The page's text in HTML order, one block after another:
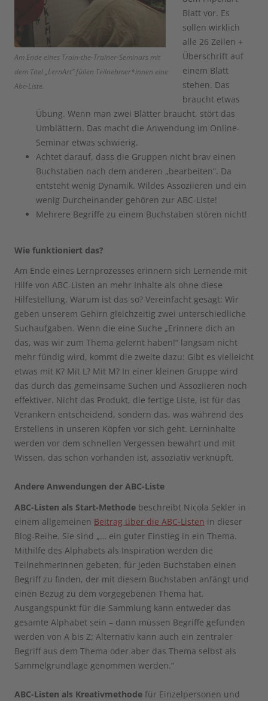
Am Ende eines Train-the-Trainer-Seminars mit
dem Titel „LernArt“ füllen Teilnehmer*innen eine
Abc-Liste.
Blatt vor. Es
sollen wirklich
alle 26 Zeilen +
Überschrift auf
einem Blatt
stehen. Das
braucht etwas
Übung. Wenn man zwei Blätter braucht, stört das
Umblättern. Das macht die Anwendung im Online-
Seminar etwas schwierig.
Achtet darauf, dass die Gruppen nicht brav einen
Buchstaben nach dem anderen „bearbeiten“. Da
entsteht wenig Dynamik. Wildes Assoziieren und ein
wenig Durcheinander gehören zur ABC-Liste!
Mehrere Begriffe zu einem Buchstaben stören nicht!
Wie funktioniert das?
Am Ende eines Lernprozesses erinnern sich Lernende mit
Hilfe von ABC-Listen an mehr Inhalte als ohne diese
Hilfestellung. Warum ist das so? Vereinfacht gesagt: Wir
geben unserem Gehirn gleichzeitig zwei unterschiedliche
Suchaufgaben. Wenn die eine Suche „Erinnere dich an
das, was wir zum Thema gelernt haben!“ langsam nicht
mehr fündig wird, kommt die zweite dazu: Gibt es vielleicht
etwas mit K? Mit L? Mit M? In einer kleinen Gruppe wird
das durch das gemeinsame Suchen und Assoziieren noch
effektiver. Nicht das Produkt, die fertige Liste, ist für das
Verankern entscheidend, sondern das, was während des
Erstellens in unseren Köpfen vor sich geht. Lerninhalte
werden vor dem schnellen Vergessen bewahrt und mit
Wissen, das schon vorhanden ist, assoziativ verknüpft.
Andere Anwendungen der ABC-Liste
ABC-Listen als Start-Methode beschreibt Nicola Sekler in
einem allgemeinen Beitrag über die ABC-Listen in dieser
Blog-Reihe. Sie sind „… ein guter Einstieg in ein Thema.
Mithilfe des Alphabets als Inspiration werden die
TeilnehmerInnen gebeten, für jeden Buchstaben einen
Begriff zu finden, der mit diesem Buchstaben anfängt und
einen Bezug zu dem vorgegebenen Thema hat.
Ausgangspunkt für die Sammlung kann entweder das
gesamte Alphabet sein – dann müssen Begriffe gefunden
werden von A bis Z; Alternativ kann auch ein zentraler
Begriff aus dem Thema oder aber das Thema selbst als
Sammelgrundlage genommen werden.“
ABC-Listen als Kreativmethode für Einzelpersonen und